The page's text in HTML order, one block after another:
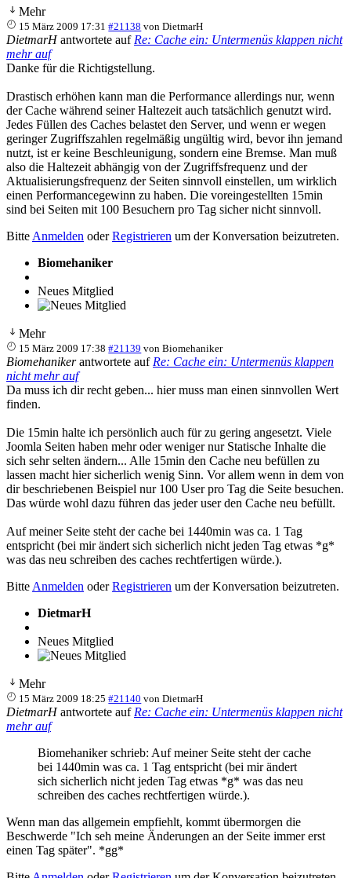
Mehr
15 März 2009 17:31 #21138 vonDietmarH
DietmarHantwortete auf Re: Cache ein: Untermenüs klappen nicht
mehr auf
Danke für die Richtigstellung.
Drastisch erhöhen kann man die Performance allerdings nur, wenn
der Cache während seiner Haltezeit auch tatsächlich genutzt wird.
Jedes Füllen des Caches belastet den Server, und wenn er wegen
geringer Zugriffszahlen regelmäßig ungültig wird, bevor ihn jemand
nutzt, ist er keine Beschleunigung, sondern eine Bremse. Man muß
also die Haltezeit abhängig von der Zugriffsfrequenz und der
Aktualisierungsfrequenz der Seiten sinnvoll einstellen, um wirklich
einen Performancegewinn zu haben. Die voreingestellten 15min
sind bei Seiten mit 100 Besuchern pro Tag sicher nicht sinnvoll.
Bitte Anmelden oderRegistrieren um der Konversation beizutreten.
Biomehaniker
Neues Mitglied
Mehr
15 März 2009 17:38 #21139 vonBiomehaniker
Biomehanikerantwortete auf Re: Cache ein: Untermenüs klappen
nicht mehr auf
Da muss ich dir recht geben... hier muss man einen sinnvollen Wert
finden.
Die 15min halte ich persönlich auch für zu gering angesetzt. Viele
Joomla Seiten haben mehr oder weniger nur Statische Inhalte die
sich sehr selten ändern... Alle 15min den Cache neu befüllen zu
lassen macht hier sicherlich wenig Sinn. Vor allem wenn in dem von
dir beschriebenen Beispiel nur 100 User pro Tag die Seite besuchen.
Das würde wohl dazu führen das jeder user den Cache neu befüllt.
Auf meiner Seite steht der cache bei 1440min was ca. 1 Tag
entspricht (bei mir ändert sich sicherlich nicht jeden Tag etwas *g*
was das neu schreiben des caches rechtfertigen würde.).
Bitte Anmelden oderRegistrieren um der Konversation beizutreten.
DietmarH
Neues Mitglied
Mehr
15 März 2009 18:25 #21140 vonDietmarH
DietmarHantwortete auf Re: Cache ein: Untermenüs klappen nicht
mehr auf
Biomehaniker schrieb: Auf meiner Seite steht der cache
bei 1440min was ca. 1 Tag entspricht (bei mir ändert
sich sicherlich nicht jeden Tag etwas *g* was das neu
schreiben des caches rechtfertigen würde.).
Wenn man das allgemein empfiehlt, kommt übermorgen die
Beschwerde "Ich seh meine Änderungen an der Seite immer erst
einen Tag später". *gg*